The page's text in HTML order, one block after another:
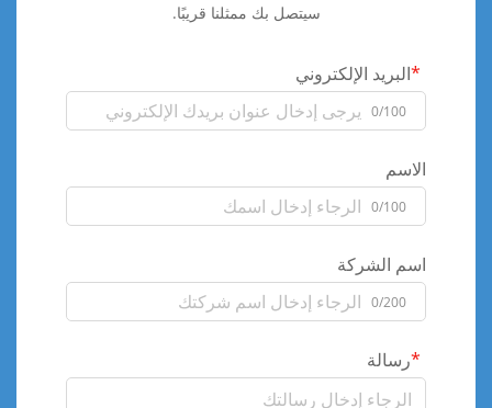
سيتصل بك ممثلنا قريبًا.
البريد الإلكتروني
0/100
الاسم
0/100
اسم الشركة
0/200
رسالة